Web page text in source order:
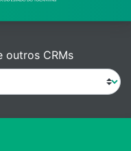
outros CRMs